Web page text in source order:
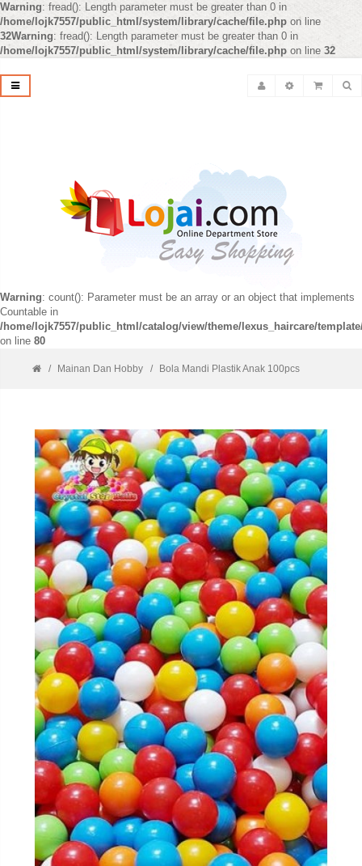
Warning: fread(): Length parameter must be greater than 0 in
/home/lojk7557/public_html/system/library/cache/file.php on line
32Warning: fread(): Length parameter must be greater than 0 in
/home/lojk7557/public_html/system/library/cache/file.php on line 32
Warning: count(): Parameter must be an array or an object that implements
Countable in
/home/lojk7557/public_html/catalog/view/theme/lexus_haircare/
on line 80
Mainan Dan Hobby Bola Mandi Plastik Anak 100pcs